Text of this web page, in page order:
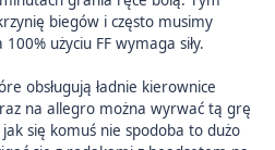
biegów i często musimy
użyciu FF wymaga siły.
obsługują ładnie kierownice
na allegro można wyrwać tą grę
się komuś nie spodoba to dużo